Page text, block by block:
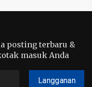
posting terbaru &
masuk Anda
Langganan